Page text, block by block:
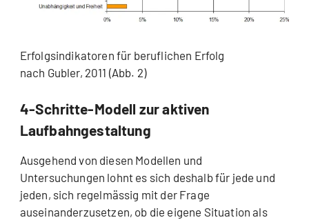
Erfolgsindikatoren für beruflichen Erfolg
nach Gubler, 2011 (Abb. 2)
4-Schritte-Modell zur aktiven
Laufbahngestaltung
Ausgehend von diesen Modellen und
Untersuchungen lohnt es sich deshalb für jede und
jeden, sich regelmässig mit der Frage
auseinanderzusetzen, ob die eigene Situation als